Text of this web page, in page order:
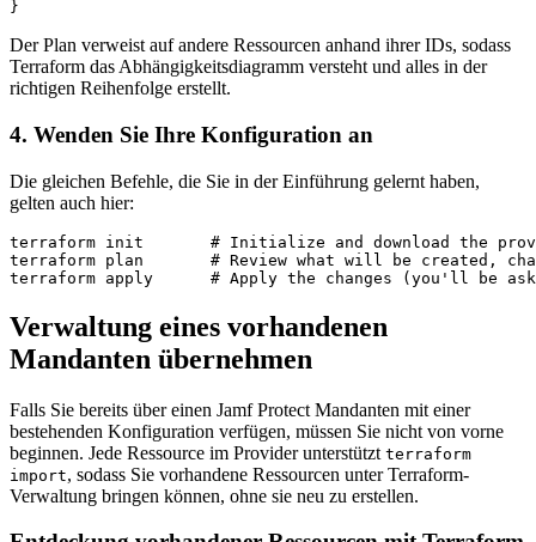
Der Plan verweist auf andere Ressourcen anhand ihrer IDs, sodass
Terraform das Abhängigkeitsdiagramm versteht und alles in der
richtigen Reihenfolge erstellt.
4. Wenden Sie Ihre Konfiguration an
Die gleichen Befehle, die Sie in der Einführung gelernt haben,
gelten auch hier:
terraform init       # Initialize and download the
terraform plan       # Review what will be created,
Verwaltung eines vorhandenen
Mandanten übernehmen
Falls Sie bereits über einen Jamf Protect Mandanten mit einer
bestehenden Konfiguration verfügen, müssen Sie nicht von vorne
beginnen. Jede Ressource im Provider unterstützt terraform
import, sodass Sie vorhandene Ressourcen unter Terraform-
Verwaltung bringen können, ohne sie neu zu erstellen.